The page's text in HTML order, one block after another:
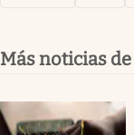
Más noticias de